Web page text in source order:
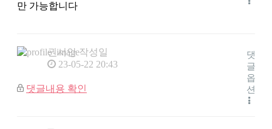
만 가능합니다
권서안 작성일
23-05-22 20:43
댓글내용 확인
댓
글
옵
션